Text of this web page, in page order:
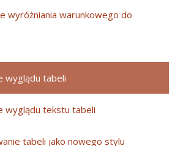
wyróżniania warunkowego do
wyglądu tabeli
wyglądu tekstu tabeli
tabeli jako nowego stylu